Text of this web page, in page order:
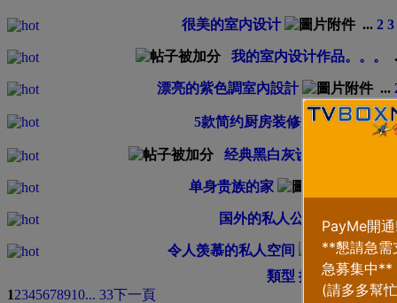
很美的室内设计 ... 2 3
我的室内设计作品。。。
漂亮的紫色調室內設計 ...
5款简约厨房装修效果图 ...2 3 4
经典黑白灰设计感超强的家
单身贵族的家
国外的私人公寓 ... 3 5 6
令人羡慕的私人空间 ...2
類型 排序方式
12345678910... 33下一頁